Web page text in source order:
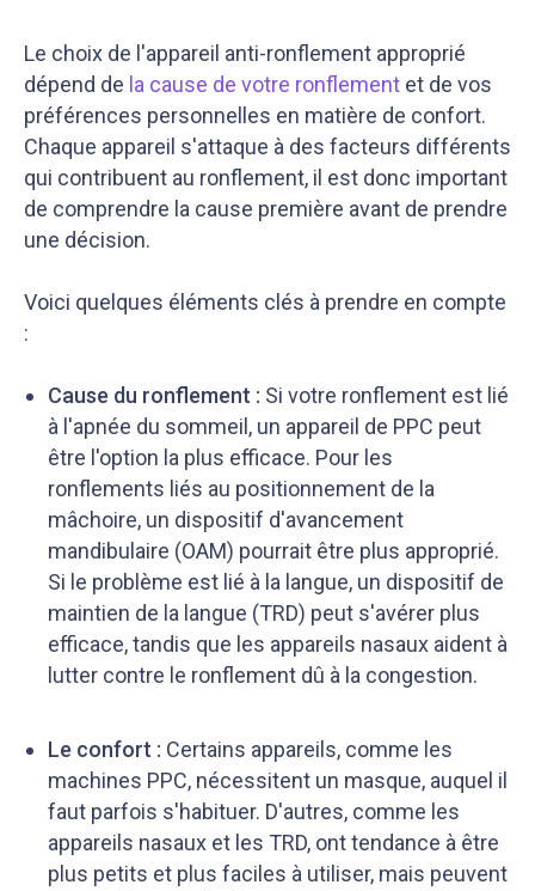
Le choix de l'appareil anti-ronflement approprié
dépend de la cause de votre ronflement et de vos
préférences personnelles en matière de confort.
Chaque appareil s'attaque à des facteurs différents
qui contribuent au ronflement, il est donc important
de comprendre la cause première avant de prendre
une décision.
Voici quelques éléments clés à prendre en compte
:
Cause du ronflement : Si votre ronflement est lié
à l'apnée du sommeil, un appareil de PPC peut
être l'option la plus efficace. Pour les
ronflements liés au positionnement de la
mâchoire, un dispositif d'avancement
mandibulaire (OAM) pourrait être plus approprié.
Si le problème est lié à la langue, un dispositif de
maintien de la langue (TRD) peut s'avérer plus
efficace, tandis que les appareils nasaux aident à
lutter contre le ronflement dû à la congestion.
Le confort : Certains appareils, comme les
machines PPC, nécessitent un masque, auquel il
faut parfois s'habituer. D'autres, comme les
appareils nasaux et les TRD, ont tendance à être
plus petits et plus faciles à utiliser, mais peuvent